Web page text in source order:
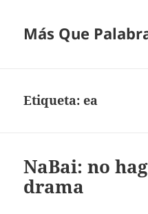
Más Que
Etiqueta:ea
NaBai: no
drama